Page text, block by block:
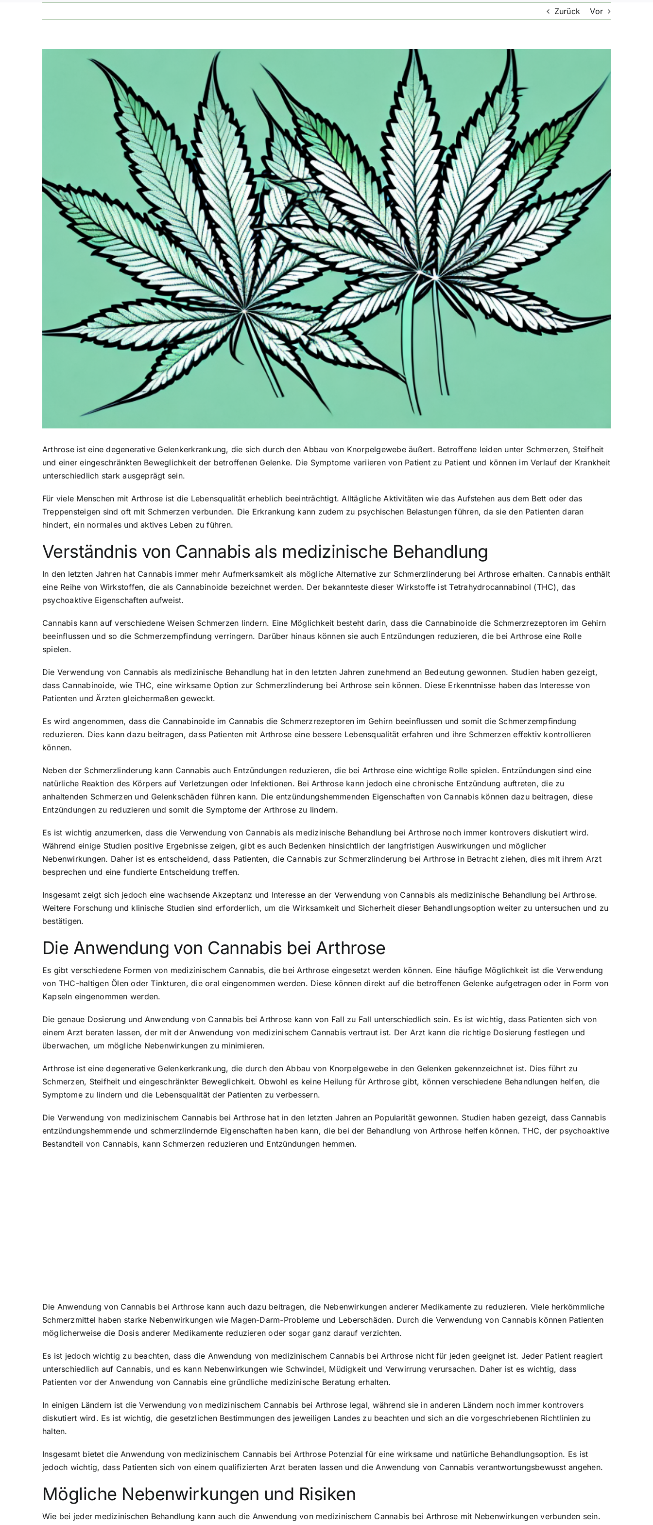
Zurück Vor
Arthrose ist eine degenerative Gelenkerkrankung, die sich durch den Abbau von Knorpelgewebe äußert. Betroffene leiden unter Schmerzen, Steifheit
und einer eingeschränkten Beweglichkeit der betroffenen Gelenke. Die Symptome variieren von Patient zu Patient und können im Verlauf der Krankheit
unterschiedlich stark ausgeprägt sein.
Für viele Menschen mit Arthrose ist die Lebensqualität erheblich beeinträchtigt. Alltägliche Aktivitäten wie das Aufstehen aus dem Bett oder das
Treppensteigen sind oft mit Schmerzen verbunden. Die Erkrankung kann zudem zu psychischen Belastungen führen, da sie den Patienten daran
hindert, ein normales und aktives Leben zu führen.
Verständnis von Cannabis als medizinische Behandlung
In den letzten Jahren hat Cannabis immer mehr Aufmerksamkeit als mögliche Alternative zur Schmerzlinderung bei Arthrose erhalten. Cannabis enthält
eine Reihe von Wirkstoffen, die als Cannabinoide bezeichnet werden. Der bekannteste dieser Wirkstoffe ist Tetrahydrocannabinol (THC), das
psychoaktive Eigenschaften aufweist.
Cannabis kann auf verschiedene Weisen Schmerzen lindern. Eine Möglichkeit besteht darin, dass die Cannabinoide die Schmerzrezeptoren im Gehirn
beeinflussen und so die Schmerzempfindung verringern. Darüber hinaus können sie auch Entzündungen reduzieren, die bei Arthrose eine Rolle
spielen.
Die Verwendung von Cannabis als medizinische Behandlung hat in den letzten Jahren zunehmend an Bedeutung gewonnen. Studien haben gezeigt,
dass Cannabinoide, wie THC, eine wirksame Option zur Schmerzlinderung bei Arthrose sein können. Diese Erkenntnisse haben das Interesse von
Patienten und Ärzten gleichermaßen geweckt.
Es wird angenommen, dass die Cannabinoide im Cannabis die Schmerzrezeptoren im Gehirn beeinflussen und somit die Schmerzempfindung
reduzieren. Dies kann dazu beitragen, dass Patienten mit Arthrose eine bessere Lebensqualität erfahren und ihre Schmerzen effektiv kontrollieren
können.
Neben der Schmerzlinderung kann Cannabis auch Entzündungen reduzieren, die bei Arthrose eine wichtige Rolle spielen. Entzündungen sind eine
natürliche Reaktion des Körpers auf Verletzungen oder Infektionen. Bei Arthrose kann jedoch eine chronische Entzündung auftreten, die zu
anhaltenden Schmerzen und Gelenkschäden führen kann. Die entzündungshemmenden Eigenschaften von Cannabis können dazu beitragen, diese
Entzündungen zu reduzieren und somit die Symptome der Arthrose zu lindern.
Es ist wichtig anzumerken, dass die Verwendung von Cannabis als medizinische Behandlung bei Arthrose noch immer kontrovers diskutiert wird.
Während einige Studien positive Ergebnisse zeigen, gibt es auch Bedenken hinsichtlich der langfristigen Auswirkungen und möglicher
Nebenwirkungen. Daher ist es entscheidend, dass Patienten, die Cannabis zur Schmerzlinderung bei Arthrose in Betracht ziehen, dies mit ihrem Arzt
besprechen und eine fundierte Entscheidung treffen.
Insgesamt zeigt sich jedoch eine wachsende Akzeptanz und Interesse an der Verwendung von Cannabis als medizinische Behandlung bei Arthrose.
Weitere Forschung und klinische Studien sind erforderlich, um die Wirksamkeit und Sicherheit dieser Behandlungsoption weiter zu untersuchen und zu
bestätigen.
Die Anwendung von Cannabis bei Arthrose
Es gibt verschiedene Formen von medizinischem Cannabis, die bei Arthrose eingesetzt werden können. Eine häufige Möglichkeit ist die Verwendung
von THC-haltigen Ölen oder Tinkturen, die oral eingenommen werden. Diese können direkt auf die betroffenen Gelenke aufgetragen oder in Form von
Kapseln eingenommen werden.
Die genaue Dosierung und Anwendung von Cannabis bei Arthrose kann von Fall zu Fall unterschiedlich sein. Es ist wichtig, dass Patienten sich von
einem Arzt beraten lassen, der mit der Anwendung von medizinischem Cannabis vertraut ist. Der Arzt kann die richtige Dosierung festlegen und
überwachen, um mögliche Nebenwirkungen zu minimieren.
Arthrose ist eine degenerative Gelenkerkrankung, die durch den Abbau von Knorpelgewebe in den Gelenken gekennzeichnet ist. Dies führt zu
Schmerzen, Steifheit und eingeschränkter Beweglichkeit. Obwohl es keine Heilung für Arthrose gibt, können verschiedene Behandlungen helfen, die
Symptome zu lindern und die Lebensqualität der Patienten zu verbessern.
Die Verwendung von medizinischem Cannabis bei Arthrose hat in den letzten Jahren an Popularität gewonnen. Studien haben gezeigt, dass Cannabis
entzündungshemmende und schmerzlindernde Eigenschaften haben kann, die bei der Behandlung von Arthrose helfen können. THC, der psychoaktive
Bestandteil von Cannabis, kann Schmerzen reduzieren und Entzündungen hemmen.
Die Anwendung von Cannabis bei Arthrose kann auch dazu beitragen, die Nebenwirkungen anderer Medikamente zu reduzieren. Viele herkömmliche
Schmerzmittel haben starke Nebenwirkungen wie Magen-Darm-Probleme und Leberschäden. Durch die Verwendung von Cannabis können Patienten
möglicherweise die Dosis anderer Medikamente reduzieren oder sogar ganz darauf verzichten.
Es ist jedoch wichtig zu beachten, dass die Anwendung von medizinischem Cannabis bei Arthrose nicht für jeden geeignet ist. Jeder Patient reagiert
unterschiedlich auf Cannabis, und es kann Nebenwirkungen wie Schwindel, Müdigkeit und Verwirrung verursachen. Daher ist es wichtig, dass
Patienten vor der Anwendung von Cannabis eine gründliche medizinische Beratung erhalten.
In einigen Ländern ist die Verwendung von medizinischem Cannabis bei Arthrose legal, während sie in anderen Ländern noch immer kontrovers
diskutiert wird. Es ist wichtig, die gesetzlichen Bestimmungen des jeweiligen Landes zu beachten und sich an die vorgeschriebenen Richtlinien zu
halten.
Insgesamt bietet die Anwendung von medizinischem Cannabis bei Arthrose Potenzial für eine wirksame und natürliche Behandlungsoption. Es ist
jedoch wichtig, dass Patienten sich von einem qualifizierten Arzt beraten lassen und die Anwendung von Cannabis verantwortungsbewusst angehen.
Mögliche Nebenwirkungen und Risiken
Wie bei jeder medizinischen Behandlung kann auch die Anwendung von medizinischem Cannabis bei Arthrose mit Nebenwirkungen verbunden sein.